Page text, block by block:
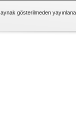
gösterilmeden